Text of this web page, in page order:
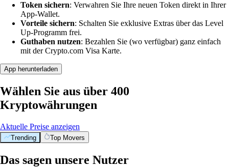
Token sichern: Verwahren Sie Ihre neuen Token direkt in Ihrer
App-Wallet.
Vorteile sichern: Schalten Sie exklusive Extras über das Level
Up-Programm frei.
Guthaben nutzen: Bezahlen Sie (wo verfügbar) ganz einfach
mit der Crypto.com Visa Karte.
App herunterladen
Wählen Sie aus über 400
Kryptowährungen
Aktuelle Preise anzeigen
Trending Top Movers
Das sagen unsere Nutzer